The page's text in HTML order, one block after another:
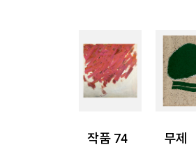
작품 74 무제